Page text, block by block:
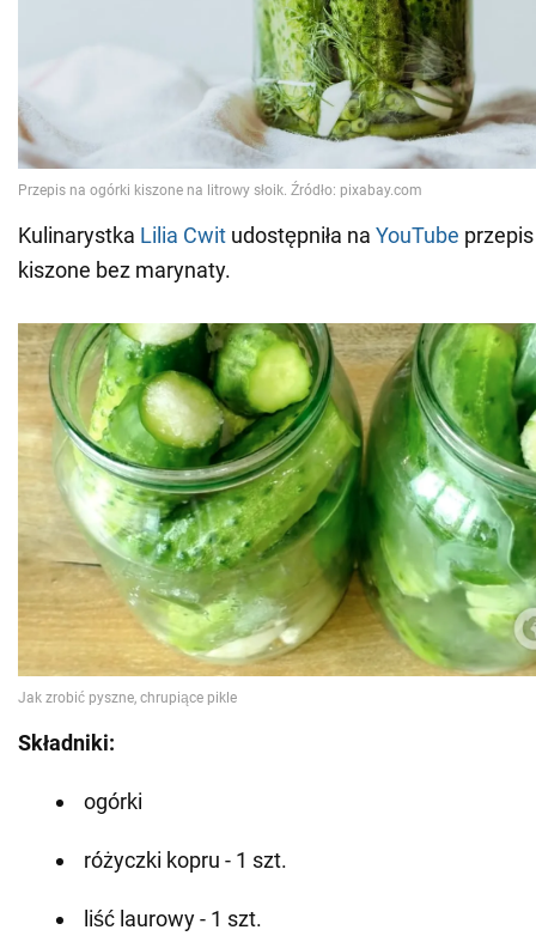
Kulinarystka Lilia Cwit udostępniła na YouTube
kiszone bez marynaty.
Składniki:
ogórki
różyczki kopru - 1 szt.
liść laurowy - 1 szt.